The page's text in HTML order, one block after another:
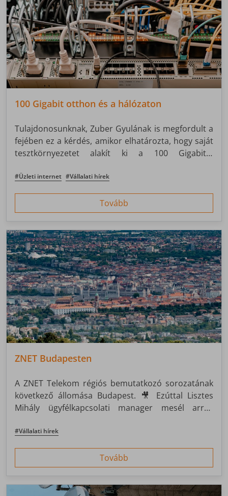
100 Gigabit otthon és a hálózaton
Tulajdonosunknak, Zuber Gyulának is megfordult a
fejében ez a kérdés, amikor elhatározta, hogy saját
tesztkörnyezetet alakít ki a 100 Gigabit/s
nemcsak munka, hanem hobbi is – ezért
bekerülő új technológiákat.
#Üzleti internet #Vállalati hírek
Tovább
ZNET Budapesten
A ZNET Telekom régiós bemutatkozó sorozatának
következő állomása Budapest. 🎥 Ezúttal Lisztes
Mihály ügyfélkapcsolati manager mesél arról,
megbízható és testreszabott üzleti
#Vállalati hírek
Tovább